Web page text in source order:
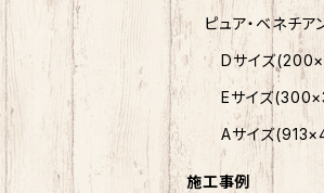
ピュア・ベネチア
Dサイズ
Eサイズ
Aサイズ
施工事例